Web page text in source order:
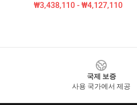
₩3,438,110 - ₩4,127,110
국제 보증
사용 국가에서 제공